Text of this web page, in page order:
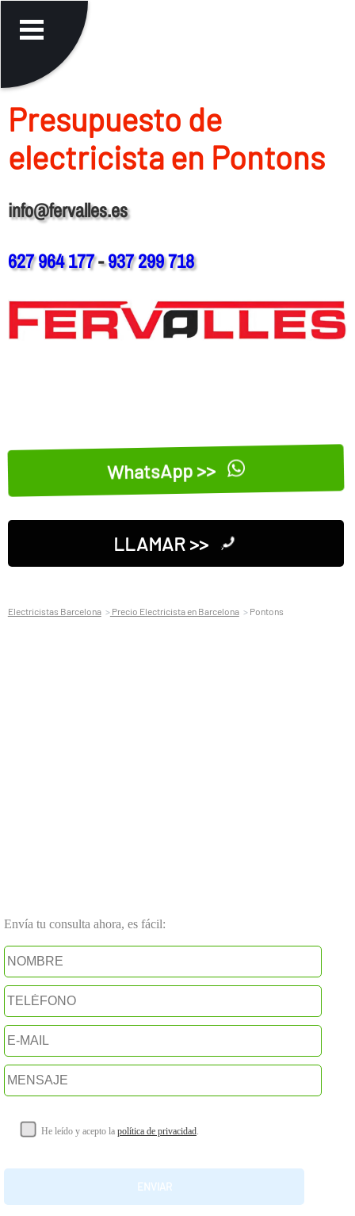
Presupuesto de
electricista en Pontons
info@fervalles.es
627 964 177-937 299 718
WhatsApp >>
LLAMAR >>
Electricistas Barcelona Precio Electricista en Barcelona Pontons
Envía tu consulta ahora, es fácil:
He leído y acepto la política de privacidad.